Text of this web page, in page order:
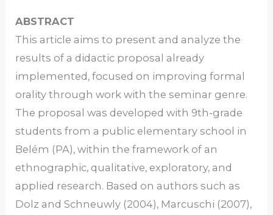
ABSTRACT
This article aims to present and analyze the
results of a didactic proposal already
implemented, focused on improving formal
orality through work with the seminar genre.
The proposal was developed with 9th-grade
students from a public elementary school in
Belém (PA), within the framework of an
ethnographic, qualitative, exploratory, and
applied research. Based on authors such as
Dolz and Schneuwly (2004), Marcuschi (2007),